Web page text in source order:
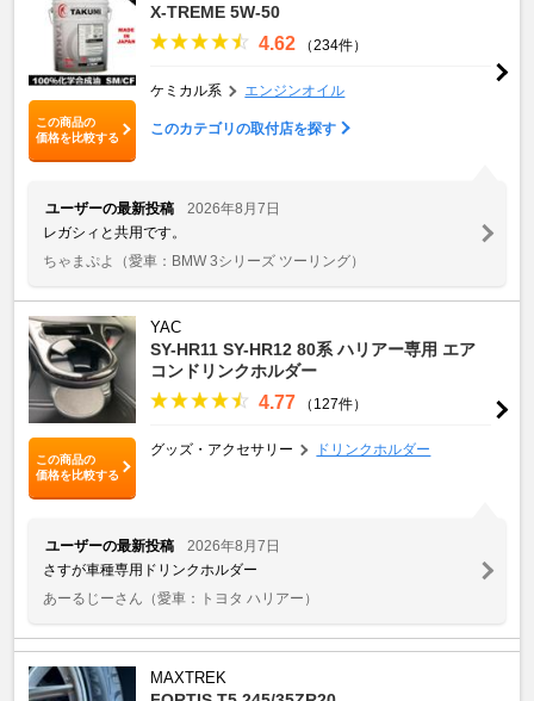
この商品の
価格を比較する
X-TREME 5W-50
4.62 （234件）
ケミカル系 エンジンオイル
このカテゴリの取付店を探す
ユーザーの最新投稿
2026年8月7日
レガシィと共用です。
ちゃまぷよ
（愛車：BMW 3シリーズ ツーリング）
この商品の
価格を比較する
YAC
SY-HR11 SY-HR12 80系 ハリアー専用 エア
コンドリンクホルダー
4.77 （127件）
グッズ・アクセサリー ドリンクホルダー
ユーザーの最新投稿
2026年8月7日
さすが車種専用ドリンクホルダー
あーるじーさん （愛車：トヨタ ハリアー）
MAXTREK